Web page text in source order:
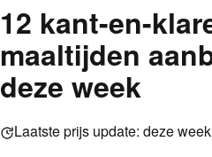
12 kant-en-
maaltijden
deze week
Laatste prijs update: deze week